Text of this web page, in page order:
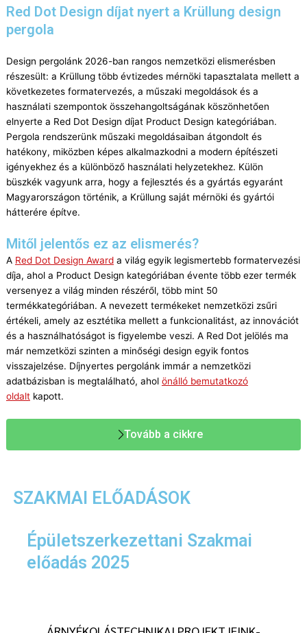
Red Dot Design díjat nyert a Krüllung design
pergola
Design pergolánk 2026-ban rangos nemzetközi elismerésben
részesült: a Krüllung több évtizedes mérnöki tapasztalata mellett a
következetes formatervezés, a műszaki megoldások és a
használati szempontok összehan­goltságának köszönhetően
elnyerte a Red Dot Design díjat Product Design kategóriában.
Pergola rendszerünk műszaki megoldásaiban átgondolt és
hatékony, miközben képes alkalmazkodni a modern építészeti
igényekhez és a különböző használati helyzetekhez. Külön
büszkék vagyunk arra, hogy a fejlesztés és a gyártás egyaránt
Magyarországon történik, a Krüllung saját mérnöki és gyártói
hátterére építve.
Mitől jelentős ez az elismerés?
A Red Dot Design Awarda világ egyik legismertebb formatervezési
díja, ahol a Product Design kategóriában évente több ezer termék
versenyez a világ minden részéről, több mint 50
termékkategóriában. A nevezett termékeket nemzetközi zsűri
értékeli, amely az esztétika mellett a funkcionalitást, az innovációt
és a használhatóságot is figyelembe veszi. A Red Dot jelölés ma
már nemzetközi szinten a minőségi design egyik fontos
visszajelzése. Díjnyertes pergolánk immár a nemzetközi
adatbázisban is megtalálható, ahol önálló bemutatkozó
oldaltkapott.
Tovább a cikkre
SZAKMAI ELŐADÁSOK
Épületszerkezettani Szakmai
előadás 2025